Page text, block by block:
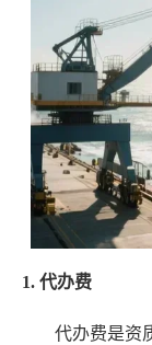
1. 代办费
代办费是资